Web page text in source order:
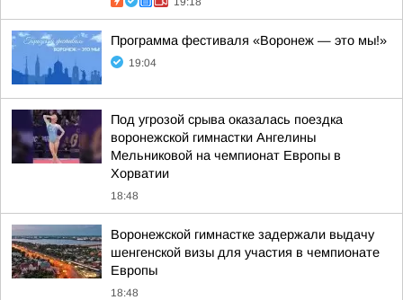
Программа фестиваля «Воронеж — это мы!»
19:04
Под угрозой срыва оказалась поездка
воронежской гимнастки Ангелины
Мельниковой на чемпионат Европы в
Хорватии
18:48
Воронежской гимнастке задержали выдачу
шенгенской визы для участия в чемпионате
Европы
18:48